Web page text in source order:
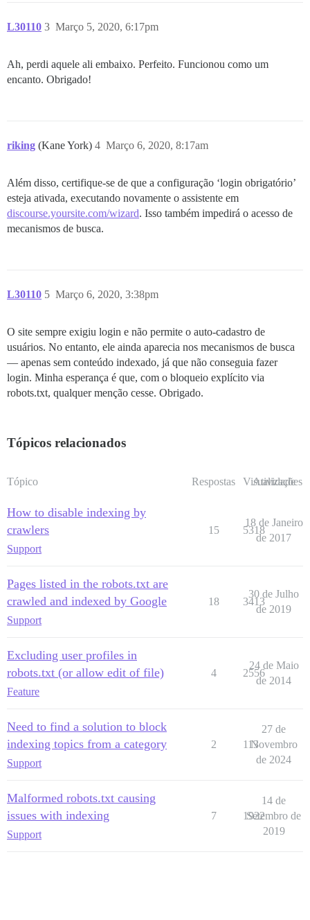
L30110 Março 5, 2020, 6:17pm
3
Ah, perdi aquele ali embaixo. Perfeito. Funcionou como um
encanto. Obrigado!
riking (Kane York) Março 6, 2020, 8:17am
4
Além disso, certifique-se de que a configuração ‘login obrigatório’
esteja ativada, executando novamente o assistente em
discourse.yoursite.com/wizard. Isso também impedirá o acesso de
mecanismos de busca.
L30110 Março 6, 2020, 3:38pm
5
O site sempre exigiu login e não permite o auto-cadastro de
usuários. No entanto, ele ainda aparecia nos mecanismos de busca
— apenas sem conteúdo indexado, já que não conseguia fazer
login. Minha esperança é que, com o bloqueio explícito via
robots.txt, qualquer menção cesse. Obrigado.
Tópicos relacionados
Tópico Respostas Visualizações
Atividade
How to disable indexing by
crawlers
Support
15 5318
18 de Janeiro
de 2017
Pages listed in the robots.txt are
crawled and indexed by Google
Support
18 3413
30 de Julho
de 2019
Excluding user profiles in
robots.txt (or allow edit of file)
Feature
4 2556
24 de Maio
de 2014
Need to find a solution to block
indexing topics from a category
Support
2 113
27 de
Novembro
de 2024
Malformed robots.txt causing
issues with indexing
Support
7 1922
14 de
Setembro de
2019